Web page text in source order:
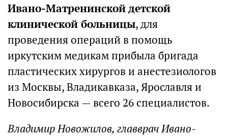
Ивано-Матренинской детской
клинической больницы, для
проведения операций в помощь
иркутским медикам прибыла бригада
пластических хирургов и анестезиологов
из Москвы, Владикавказа, Ярославля и
Новосибирска — всего 26 специалистов.
Владимир Новожилов, главврач Ивано-